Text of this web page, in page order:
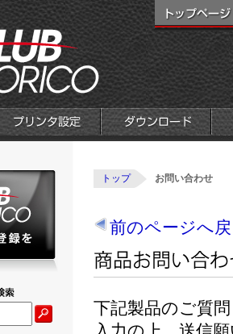
トップ お問い合わせ
前のページへ
下記製品のご質
入力の上、送信